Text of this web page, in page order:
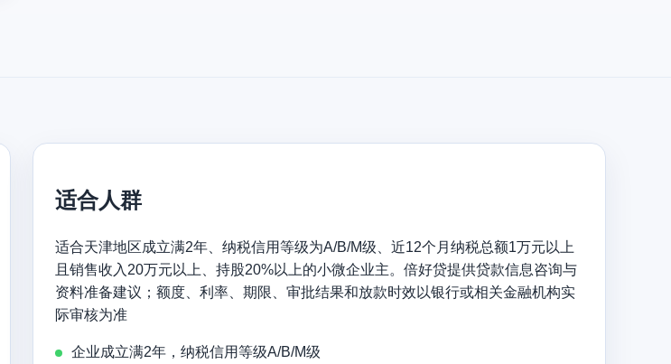
适合人群
适合天津地区成立满2年、纳税信用等级为A/B/M级、近12个月纳税总额1万元以上
且销售收入20万元以上、持股20%以上的小微企业主。倍好贷提供贷款信息咨询与
资料准备建议；额度、利率、期限、审批结果和放款时效以银行或相关金融机构实
际审核为准
企业成立满2年，纳税信用等级A/B/M级